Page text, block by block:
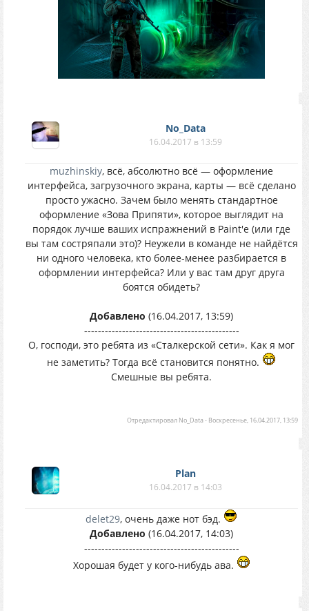
No_Data
16.04.2017 в 13:59
muzhinskiy, всё, абсолютно всё — оформление
интерфейса, загрузочного экрана, карты — всё сделано
просто ужасно. Зачем было менять стандартное
оформление «Зова Припяти», которое выглядит на
порядок лучше ваших испражнений в Paint'e (или где
вы там состряпали это)? Неужели в команде не найдётся
ни одного человека, кто более-менее разбирается в
оформлении интерфейса? Или у вас там друг друга
боятся обидеть?
Добавлено (16.04.2017, 13:59)
---------------------------------------------
О, господи, это ребята из «Сталкерской сети». Как я мог
не заметить? Тогда всё становится понятно.
Смешные вы ребята.
Отредактировал No_Data- Воскресенье, 16.04.2017, 13:59
Plan
16.04.2017 в 14:03
delet29, очень даже нот бэд.
Добавлено (16.04.2017, 14:03)
---------------------------------------------
Хорошая будет у кого-нибудь ава.